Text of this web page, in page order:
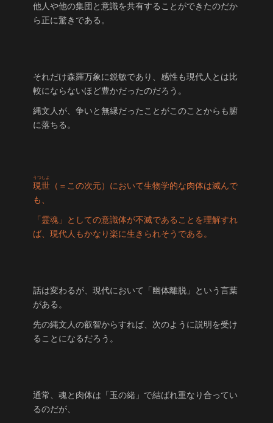
他人や他の集団と意識を共有することができたのだか
ら正に驚きである。
それだけ森羅万象に鋭敏であり、感性も現代人とは比
較にならないほど豊かだったのだろう。
縄文人が、争いと無縁だったことがこのことからも腑
に落ちる。
現世
うつしよ
（＝この次元）において生物学的な肉体は滅んで
も、
「霊魂」としての意識体が不滅であることを理解すれ
ば、現代人もかなり楽に生きられそうである。
話は変わるが、現代において「幽体離脱」という言葉
がある。
先の縄文人の叡智からすれば、次のように説明を受け
ることになるだろう。
通常、魂と肉体は「玉の緒」で結ばれ重なり合ってい
るのだが、